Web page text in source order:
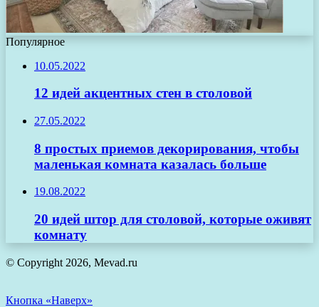
Популярное
10.05.2022
12 идей акцентных стен в столовой
27.05.2022
8 простых приемов декорирования, чтобы
маленькая комната казалась больше
19.08.2022
20 идей штор для столовой, которые оживят
комнату
© Copyright 2026, Mevad.ru
Кнопка «Наверх»